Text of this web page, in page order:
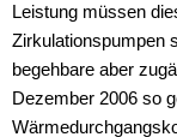
Leistung müssen
Zirkulationspumpen
begehbare aber
Dezember 2006 so